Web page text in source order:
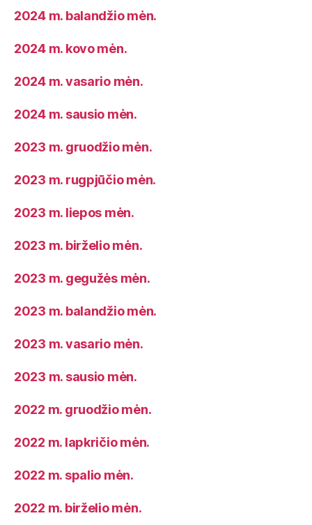
2024 m. balandžio mėn.
2024 m. kovo mėn.
2024 m. vasario mėn.
2024 m. sausio mėn.
2023 m. gruodžio mėn.
2023 m. rugpjūčio mėn.
2023 m. liepos mėn.
2023 m. birželio mėn.
2023 m. gegužės mėn.
2023 m. balandžio mėn.
2023 m. vasario mėn.
2023 m. sausio mėn.
2022 m. gruodžio mėn.
2022 m. lapkričio mėn.
2022 m. spalio mėn.
2022 m. birželio mėn.